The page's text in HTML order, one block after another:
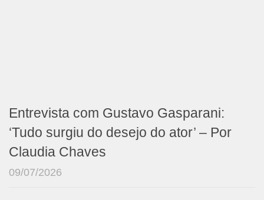
Entrevista com Gustavo Gasparani:
‘Tudo surgiu do desejo do ator’ – Por
Claudia Chaves
09/07/2026